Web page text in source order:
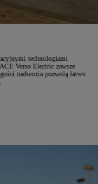
technologiami
Verso Electric zawsze
nadwozia pozwolą łatwo